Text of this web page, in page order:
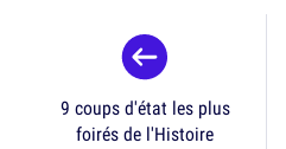
9 coups d'état les plus
foirés de l'Histoire